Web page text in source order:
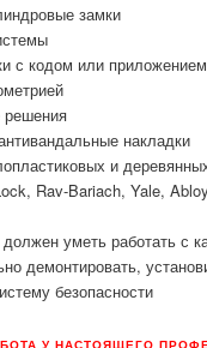
замки
с кодом или приложением
решения
накладки
и
Rav-Bariach, Yale,
уметь работать с
демонтировать,
безопасности
У НАСТОЯЩЕГО